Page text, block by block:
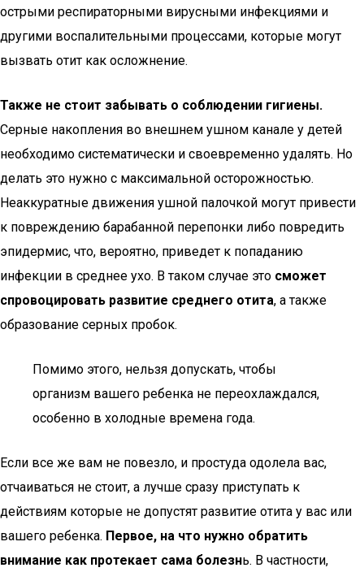
острыми респираторными вирусными инфекциями и
другими воспалительными процессами, которые могут
вызвать отит как осложнение.
Также не стоит забывать о соблюдении гигиены.
Серные накопления во внешнем ушном канале у детей
необходимо систематически и своевременно удалять. Но
делать это нужно с максимальной осторожностью.
Неаккуратные движения ушной палочкой могут привести
к повреждению барабанной перепонки либо повредить
эпидермис, что, вероятно, приведет к попаданию
инфекции в среднее ухо. В таком случае это сможет
спровоцировать развитие среднего отита, а также
образование серных пробок.
Помимо этого, нельзя допускать, чтобы
организм вашего ребенка не переохлаждался,
особенно в холодные времена года.
Если все же вам не повезло, и простуда одолела вас,
отчаиваться не стоит, а лучше сразу приступать к
действиям которые не допустят развитие отита у вас или
вашего ребенка. Первое, на что нужно обратить
внимание как протекает сама болезнь. В частности,